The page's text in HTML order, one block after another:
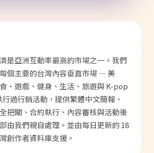
是亞洲互動率最高的市場之一。我們
個主要的台灣內容垂直市場 — 美
、遊戲、健身、生活、旅遊與 K-pop
過行銷活動，提供繁體中文簡報、
把關、合約執行、內容審核與活動後
由我們親自處理。並由每日更新的 18
創作者資料庫支援。